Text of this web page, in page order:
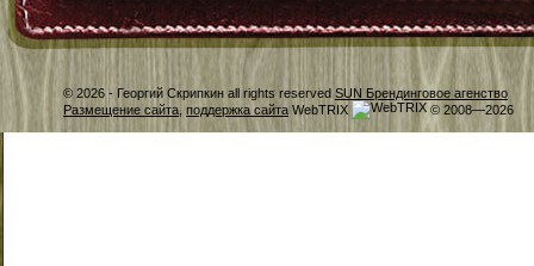
© 2026 - Георгий Скрипкин all rights reserved SUN Брендинговое агенство
Размещение сайта, поддержка сайта WebTRIX © 2008—2026